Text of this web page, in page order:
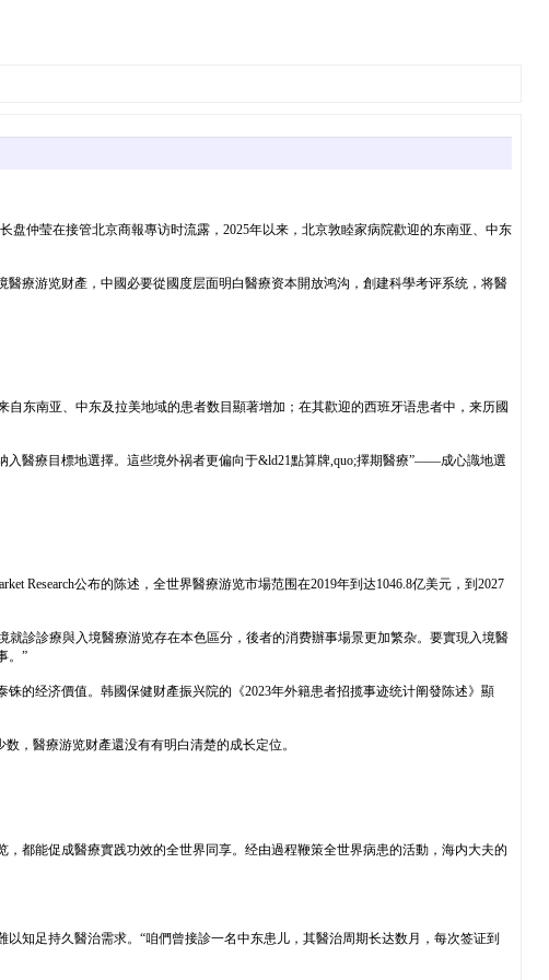
仲莹在接管北京商報專访时流露，2025年以来，北京敦睦家病院歡迎的东南亚、中东
療游览财產，中國必要從國度层面明白醫療资本開放鸿沟，創建科學考评系统，将醫
东南亚、中东及拉美地域的患者数目顯著增加；在其歡迎的西班牙语患者中，来历國
醫療目標地選擇。這些境外祸者更偏向于&ld21點算牌,quo;擇期醫療”——成心識地選
Research公布的陈述，全世界醫療游览市場范围在2019年到达1046.8亿美元，到2027
診診療與入境醫療游览存在本色區分，後者的消费辦事場景更加繁杂。要實現入境醫
。”
的经济價值。韩國保健财產振兴院的《2023年外籍患者招揽事迹统计阐發陈述》顯
，醫療游览财產還没有有明白清楚的成长定位。
都能促成醫療實践功效的全世界同享。经由過程鞭策全世界病患的活動，海内大夫的
知足持久醫治需求。“咱們曾接診一名中东患儿，其醫治周期长达数月，每次签证到